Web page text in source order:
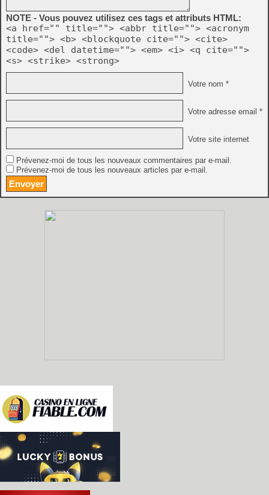
NOTE - Vous pouvez utilisez ces tags et attributs HTML:
<a href="" title=""> <abbr title=""> <acronym
title=""> <b> <blockquote cite=""> <cite>
<code> <del datetime=""> <em> <i> <q cite="">
<s> <strike> <strong>
Votre nom *
Votre adresse email *
Votre site internet
Prévenez-moi de tous les nouveaux commentaires par e-mail.
Prévenez-moi de tous les nouveaux articles par e-mail.